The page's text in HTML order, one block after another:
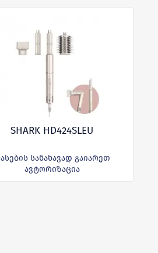
SHARK HD424SLEU
სანახავად გაიარეთ
ავტორიზაცია